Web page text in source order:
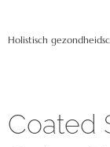
Holistisch
Coated